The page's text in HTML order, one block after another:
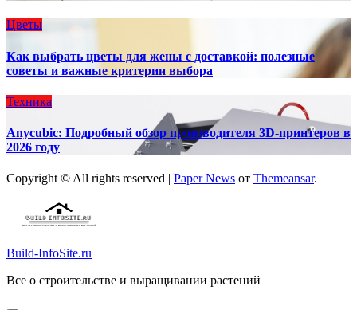
Цветы
Как выбрать цветы для жены с доставкой: полезные
советы и важные критерии выбора
Техника
Anycubic: Подробный обзор производителя 3D-принтеров в
2026 году
Copyright © All rights reserved | Paper News от Themeansar.
Build-InfoSite.ru
Все о строительстве и выращивании растений